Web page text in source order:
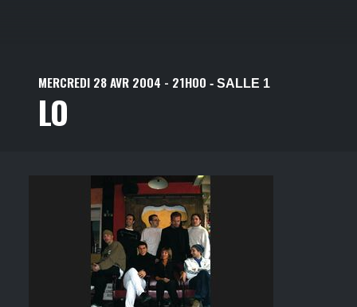
MERCREDI 28AVR 2004 - 21H00 - SALLE 1
LO